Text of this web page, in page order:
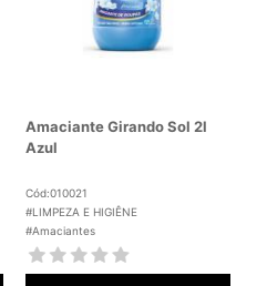
Amaciante Girando Sol 2l
Azul
Cód:010021
#LIMPEZA E HIGIÊNE
#Amaciantes